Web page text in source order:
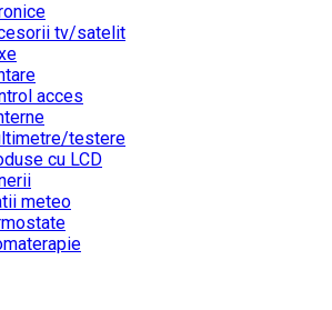
tv/satelit
acces
testere
cu LCD
meteo